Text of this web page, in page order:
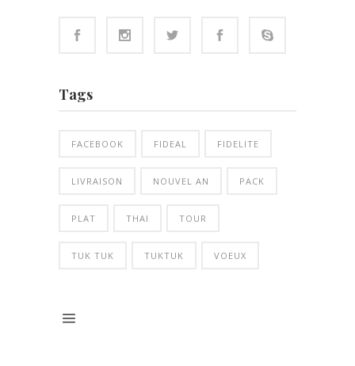
Tags
FACEBOOK FIDEAL FIDELITE
LIVRAISON NOUVEL AN PACK
PLAT THAI TOUR
TUK TUK TUKTUK VOEUX